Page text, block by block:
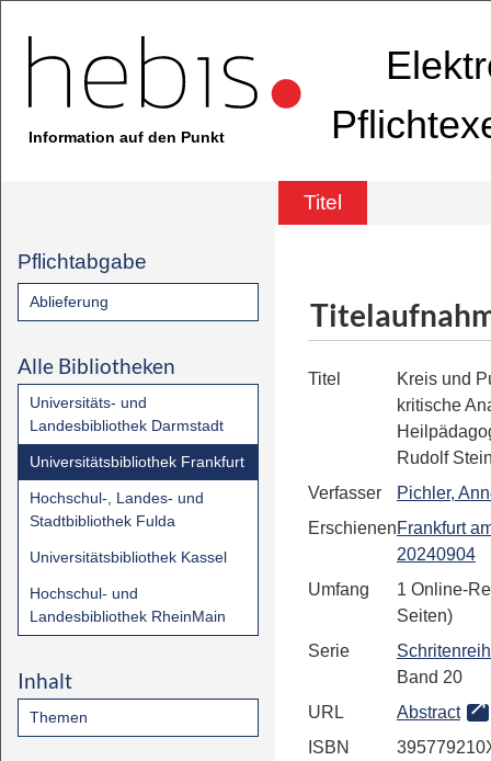
Information auf den Punkt
Titel
Pflichtabgabe
Ablieferung
Alle Bibliotheken
Universitäts- und
Landesbibliothek Darmstadt
Universitätsbibliothek Frankfurt
Hochschul-, Landes- und
Stadtbibliothek Fulda
Universitätsbibliothek Kassel
Hochschul- und
Landesbibliothek RheinMain
Inhalt
Themen
Titel
Kreis und
kritische
Rudolf
Verfasser
Pichler,
ErschienenFrankfurt
20240904
Umfang
1 Online-
Seiten)
Serie
Band 20
URL
Abstract
ISBN